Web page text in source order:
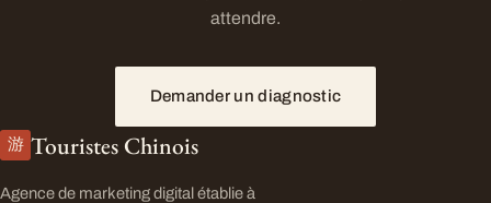
attendre.
Demander un diagnostic
游 Touristes Chinois
Agence de marketing digital établie à